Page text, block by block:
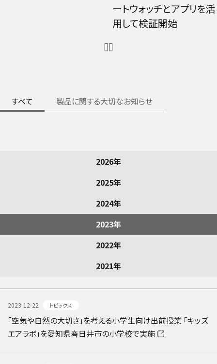
ートウォッチとアプリを活
用して検証開始
すべて 製品に関する大切なお知らせ
2026年
2025年
2024年
2023年
2022年
2021年
2023-12-22 トピックス
「空気や自然の大切さ」を考える小学生向け出前授業 「キッズ
エアラボ」を愛知県春日井市の小学校で実施